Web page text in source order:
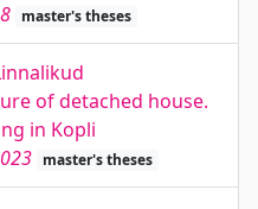
master's theses
of detached house.
in Kopli
master's theses